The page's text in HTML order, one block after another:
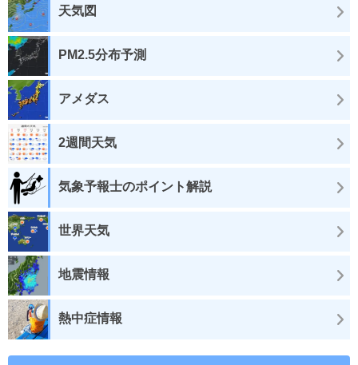
天気図
PM2.5分布予測
アメダス
2週間天気
気象予報士のポイント解説
世界天気
地震情報
熱中症情報